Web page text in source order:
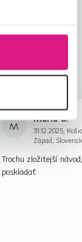
4,7
M
Mária O.
31.12.2025,
Západ,
Trochu zložitejší
poskladať